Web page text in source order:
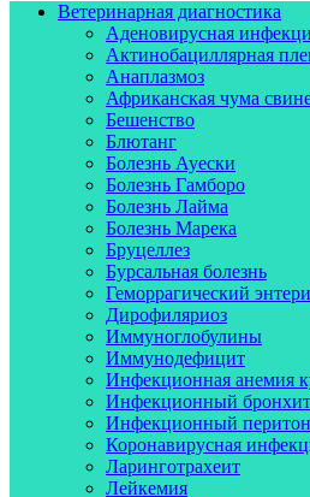
Ветеринарная диагностика
Аденовирусная
Актинобациллярная
Анаплазмоз
Африканская чума
Бешенство
Блютанг
Болезнь Ауески
Болезнь Гамборо
Болезнь Лайма
Болезнь Марека
Бруцеллез
Бурсальная болезнь
Геморрагический
Дирофиляриоз
Иммуноглобулины
Иммунодефицит
Инфекционная анемия
Инфекционный бронхит
Инфекционный
Коронавирусная
Ларинготрахеит
Лейкемия